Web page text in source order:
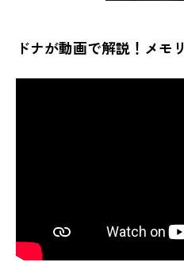
ドナが動画で解説！メモ